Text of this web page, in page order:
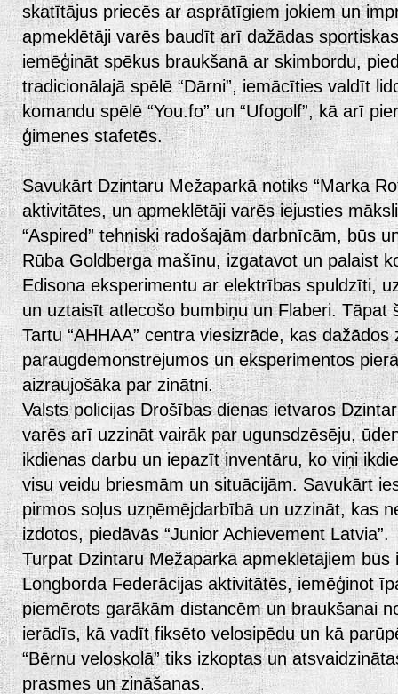
skatītājus priecēs ar asprātīgiem jokiem un
apmeklētāji varēs baudīt arī dažādas
iemēģināt spēkus braukšanā ar skimbordu,
tradicionālajā spēlē “Dārni”, iemācīties valdīt
komandu spēlē “You.fo” un “Ufogolf”, kā arī
ģimenes stafetēs.
Savukārt Dzintaru Mežaparkā notiks “Marka
aktivitātes, un apmeklētāji varēs iejusties
“Aspired” tehniski radošajām darbnīcām, būs
Rūba Goldberga mašīnu, izgatavot un palaist
Edisona eksperimentu ar elektrības spuldzīti,
un uztaisīt atlecošo bumbiņu un Flaberi. Tāpat
Tartu “AHHAA” centra viesizrāde, kas dažādos
paraugdemonstrējumos un eksperimentos
aizraujošāka par zinātni.
Valsts policijas Drošības dienas ietvaros
varēs arī uzzināt vairāk par ugunsdzēsēju,
ikdienas darbu un iepazīt inventāru, ko viņi
visu veidu briesmām un situācijām. Savukārt
pirmos soļus uzņēmējdarbībā un uzzināt, kas
izdotos, piedāvās “Junior Achievement Latvia”.
Turpat Dzintaru Mežaparkā apmeklētājiem
Longborda Federācijas aktivitātēs, iemēģinot
piemērots garākām distancēm un braukšanai
ierādīs, kā vadīt fiksēto velosipēdu un kā
“Bērnu veloskolā” tiks izkoptas un
prasmes un zināšanas.